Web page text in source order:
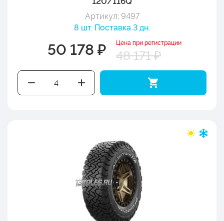
Артикул: 9497
8 шт. Поставка 3 дн.
50 178 ₽ Цена при регистрации
48 171 ₽